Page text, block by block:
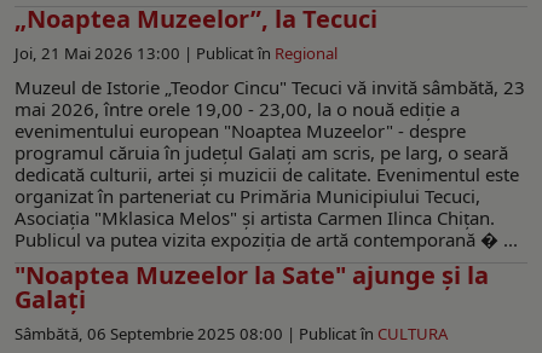
„Noaptea Muzeelor”, la Tecuci
Joi, 21 Mai 2026 13:00 | Publicat în Regional
Muzeul de Istorie „Teodor Cincu" Tecuci vă invită sâmbătă, 23
mai 2026, între orele 19,00 - 23,00, la o nouă ediție a
evenimentului european "Noaptea Muzeelor" - despre
programul căruia în judeţul Galaţi am scris, pe larg, o seară
dedicată culturii, artei și muzicii de calitate. Evenimentul este
organizat în parteneriat cu Primăria Municipiului Tecuci,
Asociația "Mklasica Melos" și artista Carmen Ilinca Chițan.
Publicul va putea vizita expoziția de artă contemporană � ...
"Noaptea Muzeelor la Sate" ajunge și la
Galați
Sâmbătă, 06 Septembrie 2025 08:00 | Publicat în CULTURA